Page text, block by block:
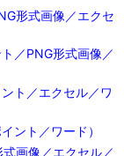
形式画像／エクセ
／PNG形式画像／
ト／エクセル／ワ
ント／ワード）
画像／エクセル／